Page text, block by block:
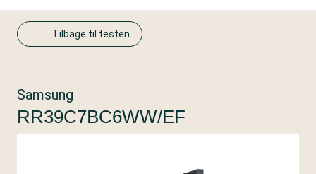
Tilbage til testen
Samsung
RR39C7BC6WW/EF